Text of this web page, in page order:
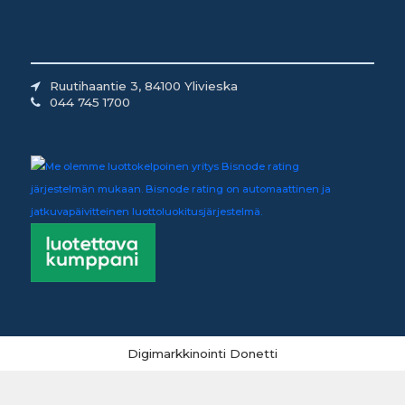
Ruutihaantie 3, 84100 Ylivieska
044 745 1700
Digimarkkinointi Donetti